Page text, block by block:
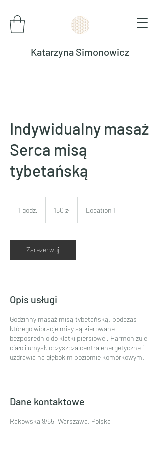
Katarzyna Simonowicz
Indywidualny masaż
Serca misą
tybetańską
1 godz.
d
z
polskich
150 zł Location 1
Zarezerwuj
Opis usługi
Godzinny masaż misą tybetańską, podczas
którego wibracje misy są kierowane
bezpośrednio do klatki piersiowej. Harmonizuje
ciało i umysł, oczyszcza centra energetyczne i
uzdrawia na głębokim poziomie komórkowym.
Dane kontaktowe
Rakowska 9/65, Warszawa, Polska